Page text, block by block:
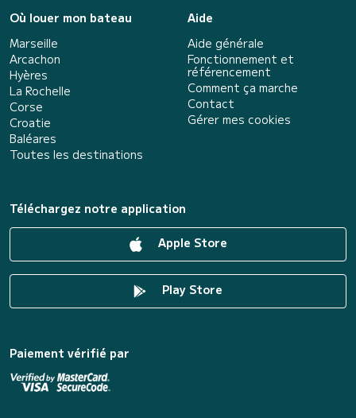
Où louer mon bateau
Marseille
Arcachon
Hyères
La Rochelle
Corse
Croatie
Baléares
Toutes les destinations
Aide
Aide générale
Fonctionnement et
référencement
Comment ça marche
Contact
Gérer mes cookies
Téléchargez notre application
Apple Store
Play Store
Paiement vérifié par